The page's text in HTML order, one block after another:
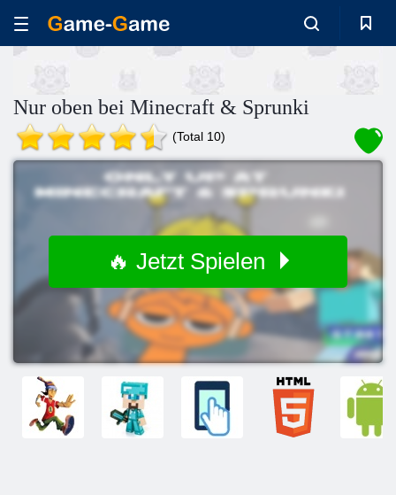
Nur oben bei Minecraft & Sprunki
(Total 10)
🔥 Jetzt Spielen